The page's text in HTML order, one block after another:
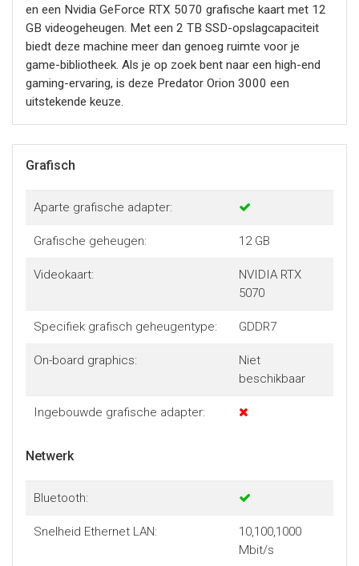
en een Nvidia GeForce RTX 5070 grafische kaart met 12
GB videogeheugen. Met een 2 TB SSD-opslagcapaciteit
biedt deze machine meer dan genoeg ruimte voor je
game-bibliotheek. Als je op zoek bent naar een high-end
gaming-ervaring, is deze Predator Orion 3000 een
uitstekende keuze.
Grafisch
Aparte grafische adapter:
Grafische geheugen: 12 GB
Videokaart:
NVIDIA RTX
5070
Specifiek grafisch geheugentype: GDDR7
On-board graphics:
Niet
beschikbaar
Ingebouwde grafische adapter:
Netwerk
Bluetooth:
Snelheid Ethernet LAN:
10,100,1000
Mbit/s